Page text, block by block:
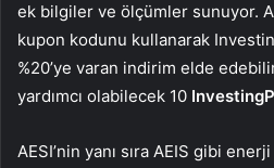
ek bilgiler ve ölçümler sunuyor.
kupon kodunu kullanarak
%20’ye varan indirim elde
yardımcı olabilecek 10
AESI’nin yanı sıra AEIS gibi